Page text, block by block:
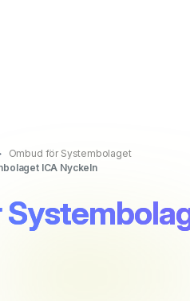
Ombud för Systembolaget
ICA Nyckeln